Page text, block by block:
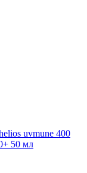
uvmune 400
50 мл